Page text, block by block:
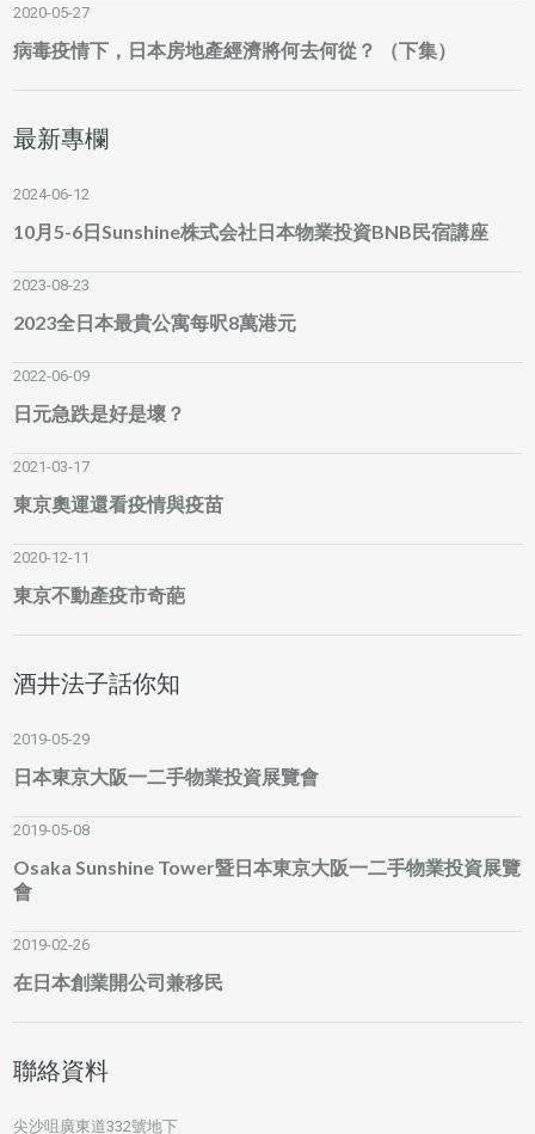
2020-05-27
病毒疫情下，日本房地產經濟將何去何從？ （下集）
最新專欄
2024-06-12
10月5-6日Sunshine株式会社日本物業投資BNB民宿講座
2023-08-23
2023全日本最貴公寓每呎8萬港元
2022-06-09
日元急跌是好是壞？
2021-03-17
東京奧運還看疫情與疫苗
2020-12-11
東京不動產疫市奇葩
酒井法子話你知
2019-05-29
日本東京大阪一二手物業投資展覽會
2019-05-08
Osaka Sunshine Tower暨日本東京大阪一二手物業投資展覽
會
2019-02-26
在日本創業開公司兼移民
聯絡資料
尖沙咀廣東道332號地下